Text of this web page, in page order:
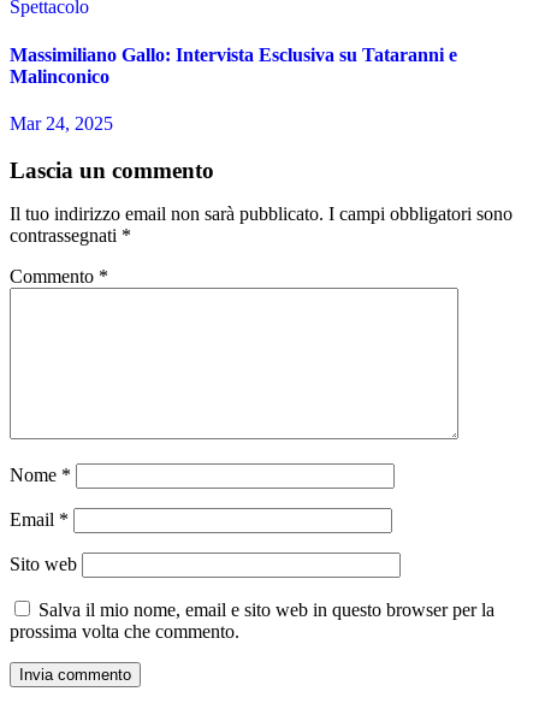
Spettacolo
Massimiliano Gallo: Intervista Esclusiva su Tataranni e
Malinconico
Mar 24, 2025
Lascia un commento
Il tuo indirizzo email non sarà pubblicato. I campi obbligatori sono
contrassegnati *
Commento *
Nome *
Email *
Sito web
Salva il mio nome, email e sito web in questo browser per la
prossima volta che commento.